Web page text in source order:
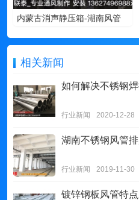
内蒙古消声静压箱-湖南风管
相关新闻
如何解决不锈钢
行业新闻 2020-12-28
湖南不锈钢风管
行业新闻 2019-11-30
镀锌钢板风管特